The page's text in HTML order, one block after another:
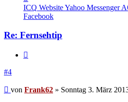
von
Frank62
ICQ WebsiteYahoo Messenger
Facebook
Re: Fernsehtip
#4
Beitrag
von Frank62 » Sonntag 3. März